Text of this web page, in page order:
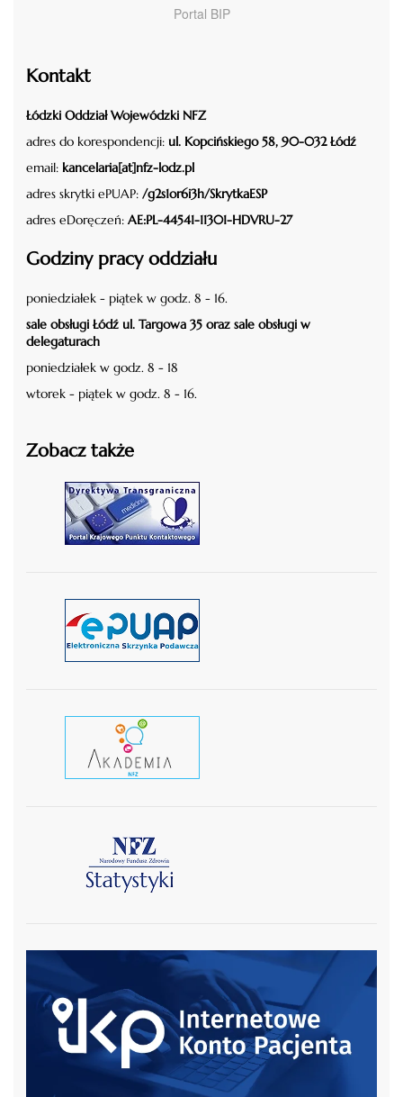
Portal BIP
Kontakt
Łódzki Oddział Wojewódzki NFZ
adres do korespondencji: ul. Kopcińskiego 58, 90-032 Łódź
email: kancelaria[at]nfz-lodz.pl
adres skrytki ePUAP: /g2s1or6i3h/SkrytkaESP
adres eDoręczeń: AE:PL-44541-11301-HDVRU-27
Godziny pracy oddziału
poniedziałek - piątek w godz. 8 - 16.
sale obsługi Łódź ul. Targowa 35 oraz sale obsługi w
delegaturach
poniedziałek w godz. 8 - 18
wtorek - piątek w godz. 8 - 16.
Zobacz także
czytaj więcej
czytaj więcej
czytaj więcej